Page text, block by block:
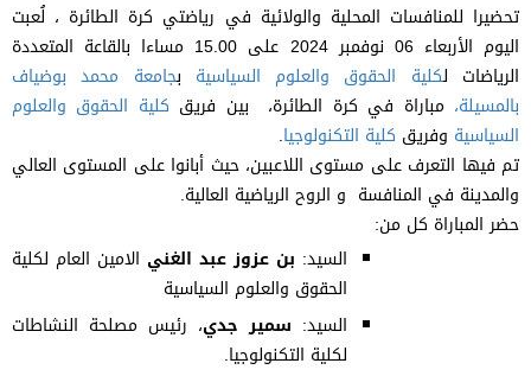
تحضيرا للمنافسات المحلية والولائية في رياضتي كرة الطائرة ، لُعبت
اليوم الأربعاء 06 نوفمبر 2024 على 15.00 مساءا بالقاعة المتعددة
الرياضات لكلية الحقوق والعلوم السياسية بجامعة محمد بوضياف
بالمسيلة، مباراة في كرة الطائرة، بين فريق كلية الحقوق والعلوم
السياسية وفريق كلية التكنولوجيا.
تم فيها التعرف على مستوى اللاعبين، حيث أبانوا على المستوى العالي
والمدينة في المنافسة و الروح الرياضية العالية.
حضر المباراة كل من:
السيد: بن عزوز عبد الغني الامين العام لكلية
الحقوق والعلوم السياسية
السيد: سمير جدي، رئيس مصلحة النشاطات
لكلية التكنولوجيا.